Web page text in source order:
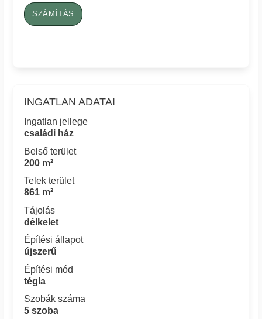
SZÁMÍTÁS
INGATLAN ADATAI
Ingatlan jellege
családi ház
Belső terület
200 m²
Telek terület
861 m²
Tájolás
délkelet
Építési állapot
újszerű
Építési mód
tégla
Szobák száma
5 szoba